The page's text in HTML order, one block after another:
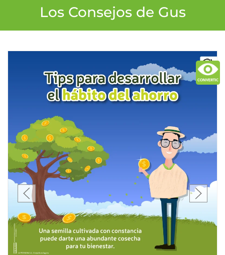
Los Consejos de Gus